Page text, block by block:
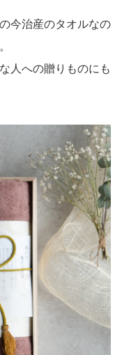
今治産のタオルなの
人への贈りものにも